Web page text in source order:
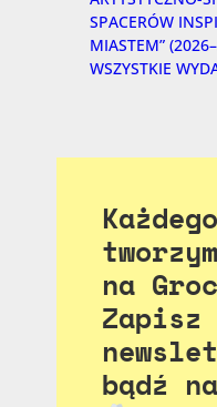
SPACERÓW
MIASTEM”
WSZYSTKIE
na
bądź